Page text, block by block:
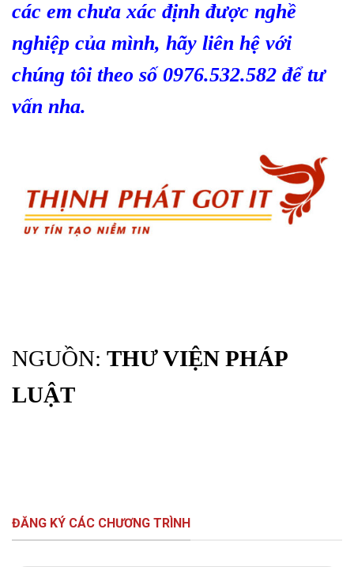
các em chưa xác định được nghề
nghiệp của mình, hãy liên hệ với
chúng tôi theo số 0976.532.582 để tư
vấn nha.
NGUỒN: THƯ VIỆN PHÁP
LUẬT
ĐĂNG KÝ CÁC CHƯƠNG TRÌNH